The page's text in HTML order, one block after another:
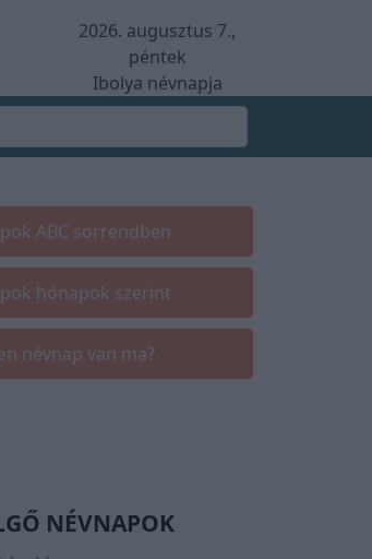
2026. augusztus 7.,
péntek
Ibolya névnapja
ABC sorrendben
hónapok szerint
névnap van ma?
NÉVNAPOK